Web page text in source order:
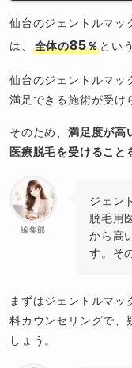
仙台のジェントルマッ
は、
全体の85％ とい
仙台のジェントルマッ
満足できる施術が受け
そのため、満足度が高
医療脱毛を受けること
編集部
ジェン
脱毛用
から高
す。そ
まずはジェントルマ
料カウンセリングで、
しょう。